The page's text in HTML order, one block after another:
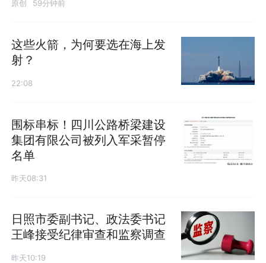
原创 59分钟前
这些火箭，为何要选在海上发
射？
22:08
围标串标！四川公路桥梁建设
集团有限公司被列入军采暂停
名单
昨天08:31
日照市委副书记、政法委书记
王峰接受纪律审查和监察调查
昨天10:19